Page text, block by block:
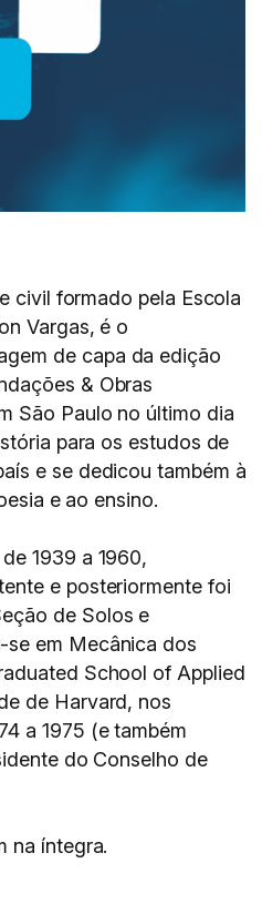
civil formado pela Escola
Vargas, é o
de capa da edição
& Obras
São Paulo no último dia
para os estudos de
e se dedicou também à
e ao ensino.
1939 a 1960,
e posteriormente foi
de Solos e
se em Mecânica dos
School of Applied
de Harvard, nos
a 1975 (e também
do Conselho de
na íntegra.